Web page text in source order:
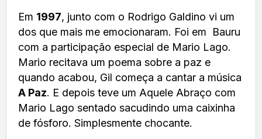
Em 1997, junto com o Rodrigo Galdino vi um
dos que mais me emocionaram. Foi em Bauru
com a participação especial de Mario Lago.
Mario recitava um poema sobre a paz e
quando acabou, Gil começa a cantar a música
A Paz. E depois teve um Aquele Abraço com
Mario Lago sentado sacudindo uma caixinha
de fósforo. Simplesmente chocante.